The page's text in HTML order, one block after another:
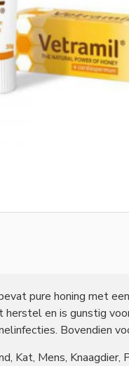
pure honing met
herstel en is gunstig
Bovendien
Kat, Mens, Knaagdier,